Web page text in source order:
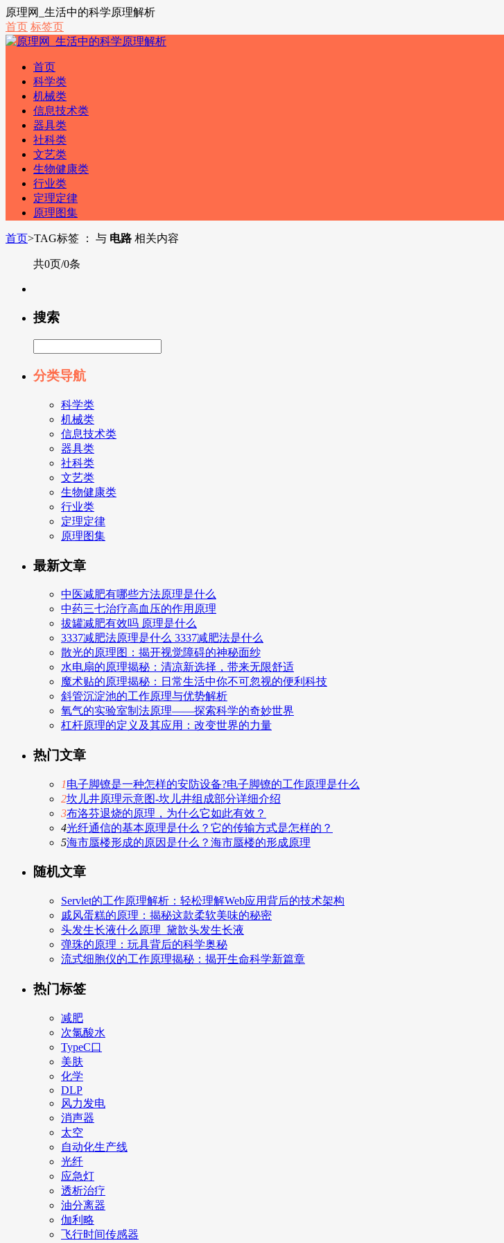
原理网_生活中的科学原理解析
首页 标签页
首页
科学类
机械类
信息技术类
器具类
社科类
文艺类
生物健康类
行业类
定理定律
原理图集
首页>TAG标签 ： 与 电路 相关内容
共0页/0条
搜索
分类导航
科学类
机械类
信息技术类
器具类
社科类
文艺类
生物健康类
行业类
定理定律
原理图集
最新文章
中医减肥有哪些方法原理是什么
中药三七治疗高血压的作用原理
拔罐减肥有效吗 原理是什么
3337减肥法原理是什么 3337减肥法是什么
散光的原理图：揭开视觉障碍的神秘面纱
水电扇的原理揭秘：清凉新选择，带来无限舒适
魔术贴的原理揭秘：日常生活中你不可忽视的便利科技
斜管沉淀池的工作原理与优势解析
氧气的实验室制法原理——探索科学的奇妙世界
杠杆原理的定义及其应用：改变世界的力量
热门文章
1电子脚镣是一种怎样的安防设备?电子脚镣的工作原理是什么
2坎儿井原理示意图-坎儿井组成部分详细介绍
3布洛芬退烧的原理，为什么它如此有效？
4光纤通信的基本原理是什么？它的传输方式是怎样的？
5海市蜃楼形成的原因是什么？海市蜃楼的形成原理
随机文章
Servlet的工作原理解析：轻松理解Web应用背后的技术架构
戚风蛋糕的原理：揭秘这款柔软美味的秘密
头发生长液什么原理_黛歆头发生长液
弹珠的原理：玩具背后的科学奥秘
流式细胞仪的工作原理揭秘：揭开生命科学新篇章
热门标签
减肥
次氯酸水
TypeC口
美肤
化学
DLP
风力发电
消声器
太空
自动化生产线
光纤
应急灯
透析治疗
油分离器
伽利略
飞行时间传感器